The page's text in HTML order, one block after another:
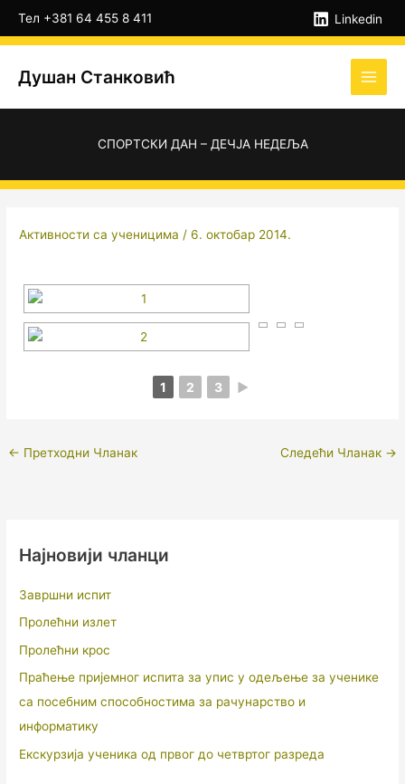
садржај
Тел +381 64 455 8 411 Linkedin
Душан Станковић
СПОРТСКИ ДАН – ДЕЧЈА НЕДЕЉА
Активности са ученицима /6. октобар 2014.
1 2 3 ►
← Претходни Чланак Следећи Чланак →
Најновији чланци
Завршни испит
Пролећни излет
Пролећни крос
Праћење пријемног испита за упис у одељење за ученике
са посебним способностима за рачунарство и
информатику
Екскурзија ученика од првог до четвртог разреда
А
р
и
в